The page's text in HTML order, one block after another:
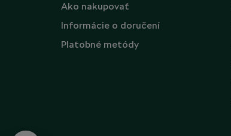
Ako nakupovať
Informácie o doručení
Platobné metódy